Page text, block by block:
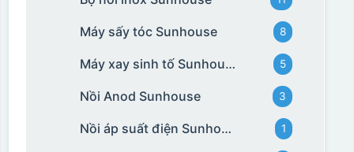
Máy sấy tóc Sunhouse 8
Máy xay sinh tố Sunhouse 5
Nồi Anod Sunhouse 3
Nồi áp suất điện Sunhouse 1